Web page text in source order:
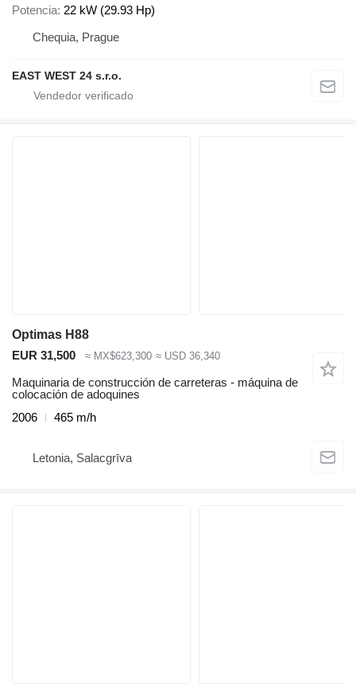
Potencia 22 kW (29.93 Hp)
Chequia, Prague
EAST WEST 24 s.r.o.
Optimas H88
EUR 31,500
≈ MX$623,300 ≈ USD 36,340
Maquinaria de construcción de carreteras - máquina de
colocación de adoquines
2006
465 m/h
Letonia, Salacgrīva